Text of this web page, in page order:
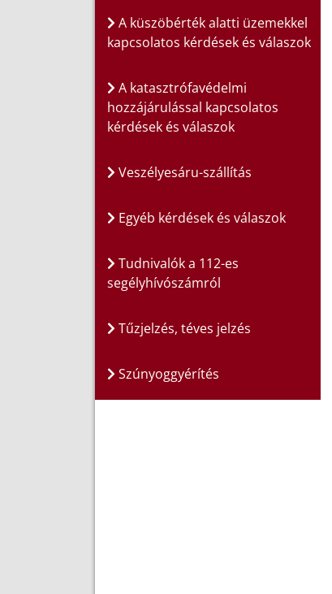
A küszöbérték alatti üzemekkel
kapcsolatos kérdések és válaszok
A katasztrófavédelmi
hozzájárulással kapcsolatos
kérdések és válaszok
Veszélyesáru-szállítás
Egyéb kérdések és válaszok
Tudnivalók a 112-es
segélyhívószámról
Tűzjelzés, téves jelzés
Szúnyoggyérítés